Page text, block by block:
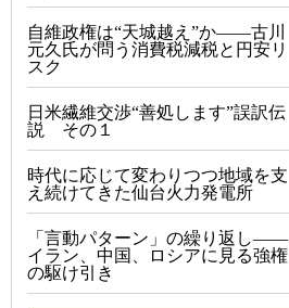
自維政権は“天城越え”か――古川
元久氏が問う消費税減税と円安リ
スク
日米繊維交渉“善処します”誤訳伝
説 その１
時代に応じて変わりつつ地域を支
え続けてきた仙台火力発電所
「言動パターン」の繰り返し――
イラン、中国、ロシアに見る強権
の駆け引き